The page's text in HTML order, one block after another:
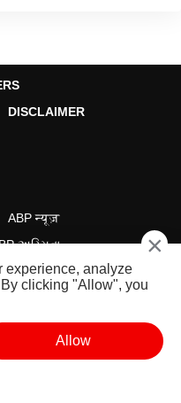
DISCLAIMER
ABP न्यूज़
અસ્મિતા
ABP நாடு ABP దేశం
×
experience, analyze
clicking "Allow", you
Allow